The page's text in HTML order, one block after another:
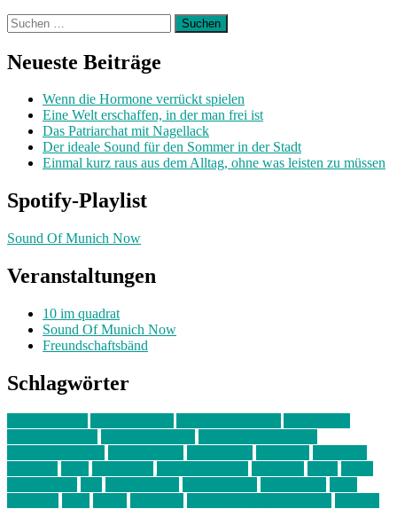
Suchen
nach:
Neueste Beiträge
Wenn die Hormone verrückt spielen
Eine Welt erschaffen, in der man frei ist
Das Patriarchat mit Nagellack
Der ideale Sound für den Sommer in der Stadt
Einmal kurz raus aus dem Alltag, ohne was leisten zu müssen
Spotify-Playlist
Sound Of Munich Now
Veranstaltungen
10 im quadrat
Sound Of Munich Now
Freundschaftsbänd
Schlagwörter